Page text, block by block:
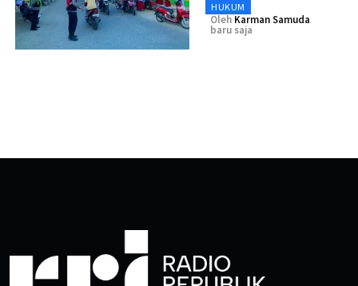
HUKUM
Oleh Karman Samuda
baru saja